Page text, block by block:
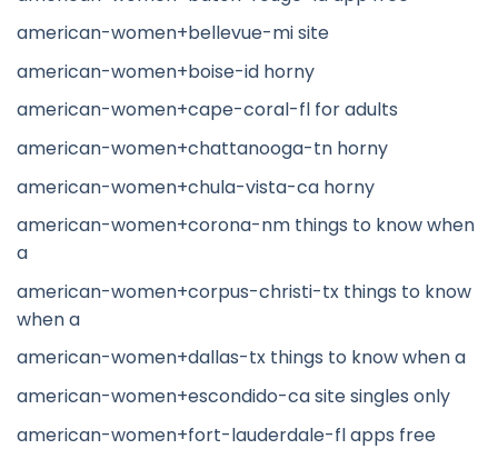
american-women+bellevue-mi site
american-women+boise-id horny
american-women+cape-coral-fl for adults
american-women+chattanooga-tn horny
american-women+chula-vista-ca horny
american-women+corona-nm things to know when
a
american-women+corpus-christi-tx things to know
when a
american-women+dallas-tx things to know when a
american-women+escondido-ca site singles only
american-women+fort-lauderdale-fl apps free